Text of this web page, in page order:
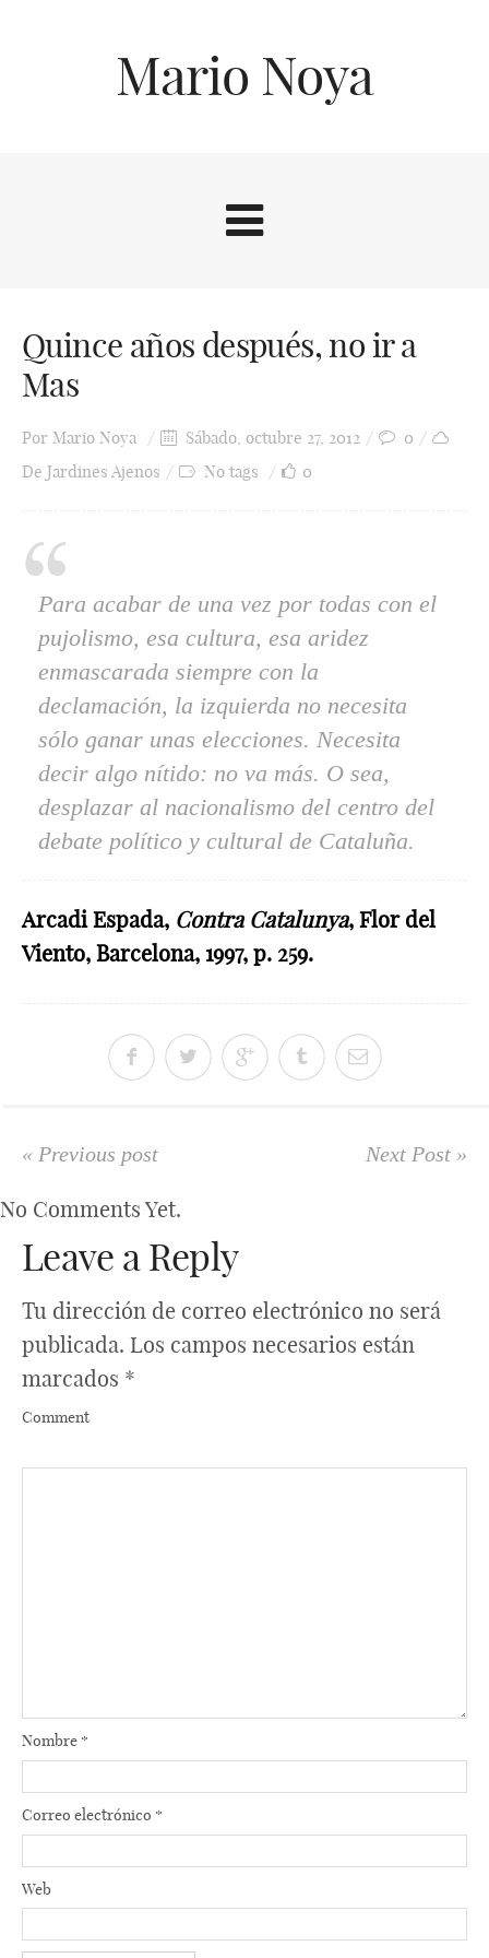
Mario Noya
Quince años después, no ir a
Mas
Por Mario Noya Sábado, octubre 27, 2012
0
De Jardines Ajenos
No tags 0
Para acabar de una vez por todas con el
pujolismo, esa cultura, esa aridez
enmascarada siempre con la
declamación, la izquierda no necesita
sólo ganar unas elecciones. Necesita
decir algo nítido: no va más. O sea,
desplazar al nacionalismo del centro del
debate político y cultural de Cataluña.
Arcadi Espada, Contra Catalunya, Flor del
Viento, Barcelona, 1997, p. 259.
« Previous post Next Post »
No Comments Yet.
Leave a Reply
Tu dirección de correo electrónico no será
publicada. Los campos necesarios están
marcados *
Comment
Nombre *
Correo electrónico *
Web